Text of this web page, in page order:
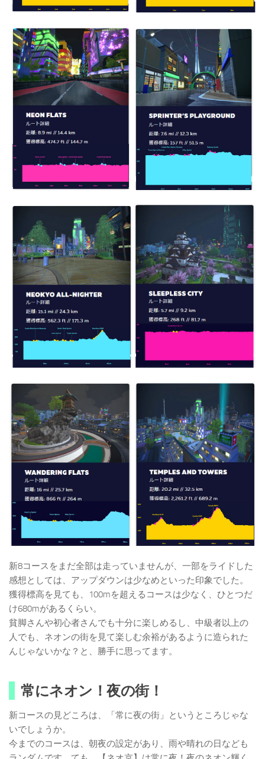
新8コースをまだ全部は走っていませんが、一部をライドした
感想としては、アップダウンは少なめといった印象でした。
獲得標高を見ても、100mを超えるコースは少なく、ひとつだ
け680mがあるくらい。
貧脚さんや初心者さんでも十分に楽しめるし、中級者以上の
人でも、ネオンの街を見て楽しむ余裕があるように造られた
んじゃないかな？と、勝手に思ってます。
常にネオン！夜の街！
新コースの見どころは、「常に夜の街」というところじゃな
いでしょうか。
今までのコースは、朝夜の設定があり、雨や晴れの日なども